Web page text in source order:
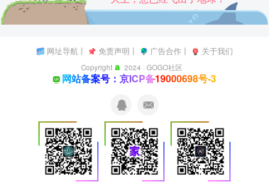
网址导航丨 免责声明 丨 广告合作丨 关于我们
Copyright 2024 ·GOGO社区
网站备案号：京ICP备19000698号-3